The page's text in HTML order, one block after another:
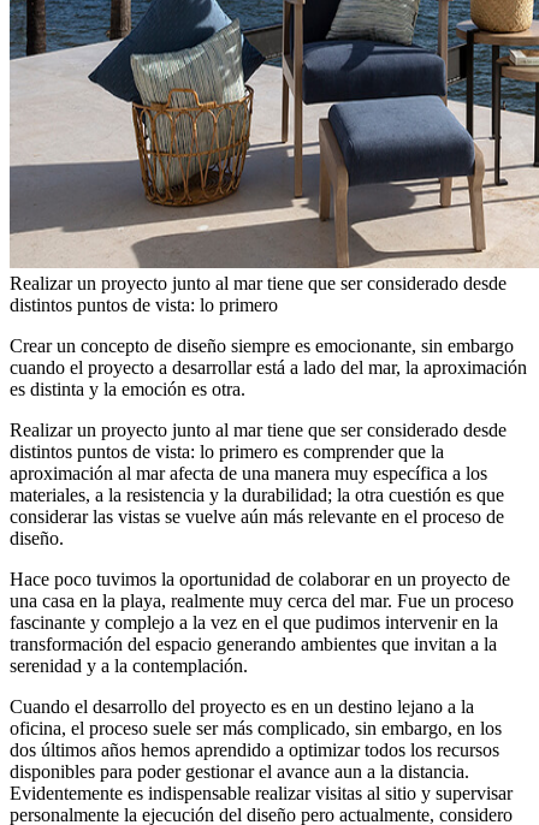
Realizar un proyecto junto al mar tiene que ser considerado desde
distintos puntos de vista: lo primero
Crear un concepto de diseño siempre es emocionante, sin embargo
cuando el proyecto a desarrollar está a lado del mar, la aproximación
es distinta y la emoción es otra.
Realizar un proyecto junto al mar tiene que ser considerado desde
distintos puntos de vista: lo primero es comprender que la
aproximación al mar afecta de una manera muy específica a los
materiales, a la resistencia y la durabilidad; la otra cuestión es que
considerar las vistas se vuelve aún más relevante en el proceso de
diseño.
Hace poco tuvimos la oportunidad de colaborar en un proyecto de
una casa en la playa, realmente muy cerca del mar. Fue un proceso
fascinante y complejo a la vez en el que pudimos intervenir en la
transformación del espacio generando ambientes que invitan a la
serenidad y a la contemplación.
Cuando el desarrollo del proyecto es en un destino lejano a la
oficina, el proceso suele ser más complicado, sin embargo, en los
dos últimos años hemos aprendido a optimizar todos los recursos
disponibles para poder gestionar el avance aun a la distancia.
Evidentemente es indispensable realizar visitas al sitio y supervisar
personalmente la ejecución del diseño pero actualmente, considero